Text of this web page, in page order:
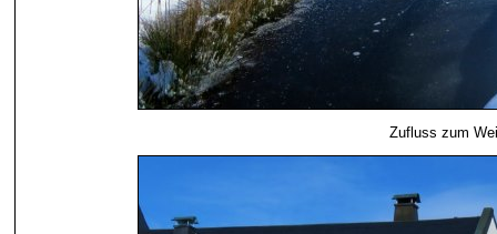
Zufluss zum